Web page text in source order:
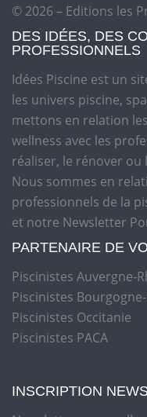
© 2026 – Editions les
DES IDÉES, DES
PROFESSIONNELS
Idées Piscine est un
les univers piscine,
mettons en relation
wellness avec les
réaliser, le rénover ou
Nous sommes en
professionnels de la
et notre Newsletter
PARTENAIRE DE
Piscinistes Auvergne-
Piscinistes
Piscinistes Occitanie
Piscinistes PACA
INSCRIPTION